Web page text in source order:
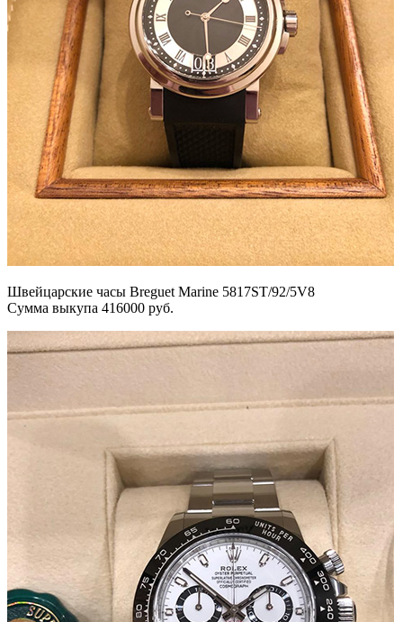
Швейцарские часы Breguet Marine 5817ST/92/5V8
Сумма выкупа 416000 руб.